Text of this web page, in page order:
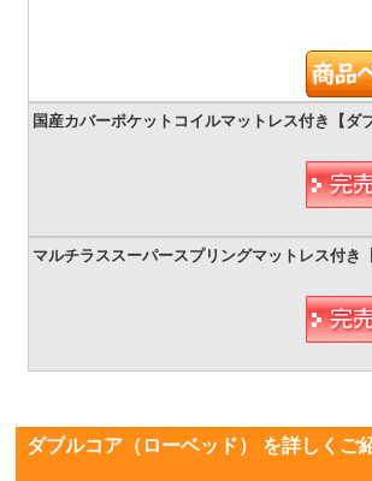
ダブルコア（ローベッド） を詳しくご